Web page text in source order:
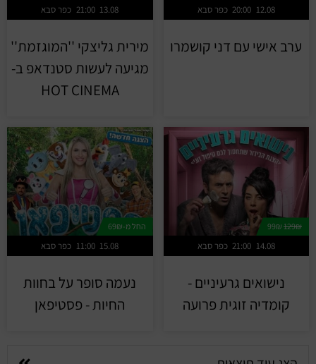
כפר סבא 20:00 12.08
ערב אישי עם דני קושמרו
כפר סבא 21:00 13.08
מירית גליצקי ''המוגזמת''
מגיעה לעשות סטנדאפ ב-
HOT CINEMA
129₪
כפר סבא 21:00 14.08
נישואים גרעיניים -
קומדיה זוגית פרועה
החל מ-69₪
כפר סבא 11:00 15.08
נעמה סופר על בחוות
החיות - פסטיפאן